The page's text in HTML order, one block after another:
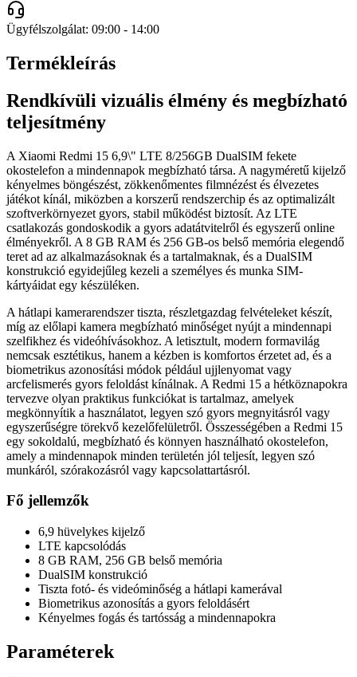
Ügyfélszolgálat: 09:00 - 14:00
Termékleírás
Rendkívüli vizuális élmény és megbízható
teljesítmény
A Xiaomi Redmi 15 6,9\" LTE 8/256GB DualSIM fekete
okostelefon a mindennapok megbízható társa. A nagyméretű kijelző
kényelmes böngészést, zökkenőmentes filmnézést és élvezetes
játékot kínál, miközben a korszerű rendszerchip és az optimalizált
szoftverkörnyezet gyors, stabil működést biztosít. Az LTE
csatlakozás gondoskodik a gyors adatátvitelről és egyszerű online
élményekről. A 8 GB RAM és 256 GB-os belső memória elegendő
teret ad az alkalmazásoknak és a tartalmaknak, és a DualSIM
konstrukció egyidejűleg kezeli a személyes és munka SIM-
kártyáidat egy készüléken.
A hátlapi kamerarendszer tiszta, részletgazdag felvételeket készít,
míg az előlapi kamera megbízható minőséget nyújt a mindennapi
szelfikhez és videóhívásokhoz. A letisztult, modern formavilág
nemcsak esztétikus, hanem a kézben is komfortos érzetet ad, és a
biometrikus azonosítási módok például ujjlenyomat vagy
arcfelismerés gyors feloldást kínálnak. A Redmi 15 a hétköznapokra
tervezve olyan praktikus funkciókat is tartalmaz, amelyek
megkönnyítik a használatot, legyen szó gyors megnyitásról vagy
egyszerűségre törekvő kezelőfelületről. Összességében a Redmi 15
egy sokoldalú, megbízható és könnyen használható okostelefon,
amely a mindennapok minden területén jól teljesít, legyen szó
munkáról, szórakozásról vagy kapcsolattartásról.
Fő jellemzők
6,9 hüvelykes kijelző
LTE kapcsolódás
8 GB RAM, 256 GB belső memória
DualSIM konstrukció
Tiszta fotó- és videóminőség a hátlapi kamerával
Biometrikus azonosítás a gyors feloldásért
Kényelmes fogás és tartósság a mindennapokra
Paraméterek